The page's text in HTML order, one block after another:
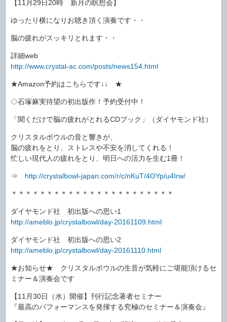
【11月29日20時 新月の瞑想会】
ゆったり横になりお聴き頂く演奏です・・
脳の疲れがスッキリとれます・・
詳細web
http://www.crystal-ac.com/posts/news154.html
★Amazon予約はこちらです↓↓ ★
◇石塚麻実待望の初出版作！予約受付中！
「聞くだけで脳の疲れがとれるCDブック」（ダイヤモンド社）
クリスタルボウルの音と響きが、
脳の疲れをとり、ストレスや不安を消してくれる！
忙しい現代人の疲れをとり、明日への活力を生む1冊！
⇒ http://crystalbowl-japan.com/r/c/nKuT/4OYp/u4Irw/
＊＊＊＊＊＊＊＊＊＊＊＊＊＊＊＊＊＊＊＊＊＊＊
ダイヤモンド社 初出版への思い1
http://ameblo.jp/crystalbowl/day-20161109.html
ダイヤモンド社 初出版への思い2
http://ameblo.jp/crystalbowl/day-20161110.html
★お知らせ★ クリスタルボウルの生音が気軽にご堪能頂けるセ
ミナー＆演奏会です
【11月30日（水）開催】刊行記念著者セミナー
『最高のパフォーマンスを発揮する究極のセミナー＆演奏会』